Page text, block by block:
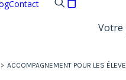
Contact
Votre
ACCOMPAGNEMENT POUR LES